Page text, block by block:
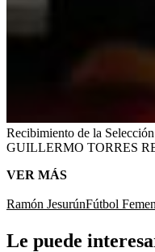
Recibimiento de la
GUILLERMO TORRES
VER MÁS
Ramón JesurúnFútbol
Le puede